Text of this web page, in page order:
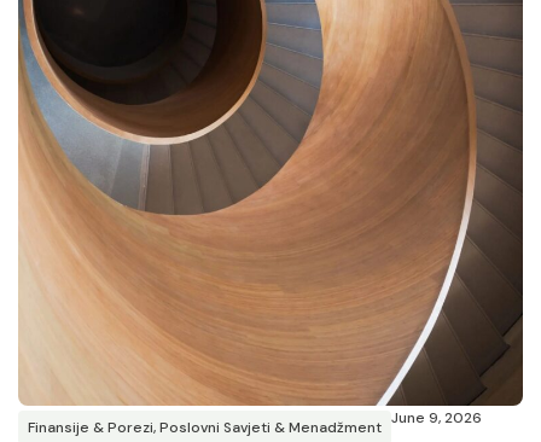
Finansije & Porezi,Poslovni Savjeti & Menadžment June 9, 2026